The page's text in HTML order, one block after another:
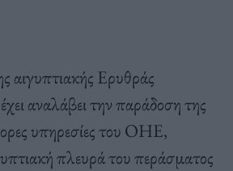
αιγυπτιακής Ερυθράς
αναλάβει την παράδοση της
υπηρεσίες του ΟΗΕ,
πλευρά του περάσματος